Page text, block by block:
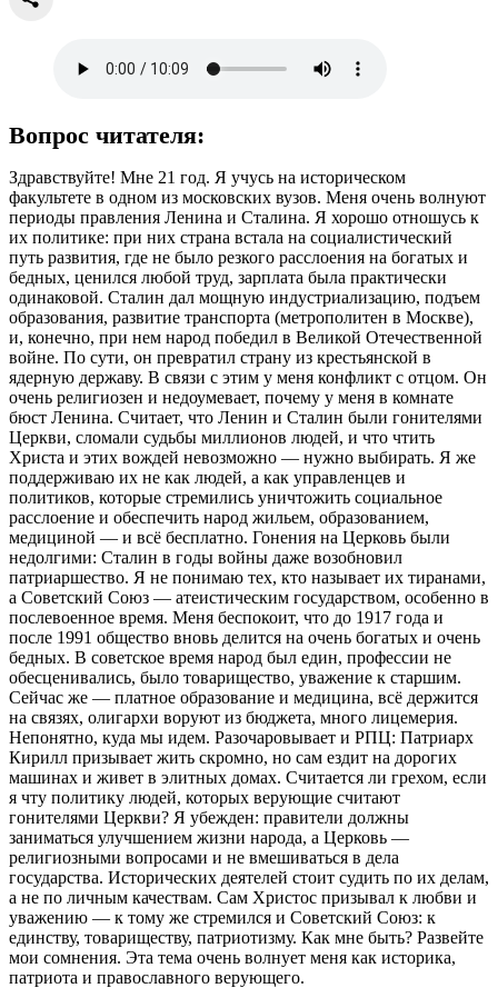
Вопрос читателя:
Здравствуйте! Мне 21 год. Я учусь на историческом
факультете в одном из московских вузов. Меня очень волнуют
периоды правления Ленина и Сталина. Я хорошо отношусь к
их политике: при них страна встала на социалистический
путь развития, где не было резкого расслоения на богатых и
бедных, ценился любой труд, зарплата была практически
одинаковой. Сталин дал мощную индустриализацию, подъем
образования, развитие транспорта (метрополитен в Москве),
и, конечно, при нем народ победил в Великой Отечественной
войне. По сути, он превратил страну из крестьянской в
ядерную державу. В связи с этим у меня конфликт с отцом. Он
очень религиозен и недоумевает, почему у меня в комнате
бюст Ленина. Считает, что Ленин и Сталин были гонителями
Церкви, сломали судьбы миллионов людей, и что чтить
Христа и этих вождей невозможно — нужно выбирать. Я же
поддерживаю их не как людей, а как управленцев и
политиков, которые стремились уничтожить социальное
расслоение и обеспечить народ жильем, образованием,
медициной — и всё бесплатно. Гонения на Церковь были
недолгими: Сталин в годы войны даже возобновил
патриаршество. Я не понимаю тех, кто называет их тиранами,
а Советский Союз — атеистическим государством, особенно в
послевоенное время. Меня беспокоит, что до 1917 года и
после 1991 общество вновь делится на очень богатых и очень
бедных. В советское время народ был един, профессии не
обесценивались, было товарищество, уважение к старшим.
Сейчас же — платное образование и медицина, всё держится
на связях, олигархи воруют из бюджета, много лицемерия.
Непонятно, куда мы идем. Разочаровывает и РПЦ: Патриарх
Кирилл призывает жить скромно, но сам ездит на дорогих
машинах и живет в элитных домах. Считается ли грехом, если
я чту политику людей, которых верующие считают
гонителями Церкви? Я убежден: правители должны
заниматься улучшением жизни народа, а Церковь —
религиозными вопросами и не вмешиваться в дела
государства. Исторических деятелей стоит судить по их делам,
а не по личным качествам. Сам Христос призывал к любви и
уважению — к тому же стремился и Советский Союз: к
единству, товариществу, патриотизму. Как мне быть? Развейте
мои сомнения. Эта тема очень волнует меня как историка,
патриота и православного верующего.